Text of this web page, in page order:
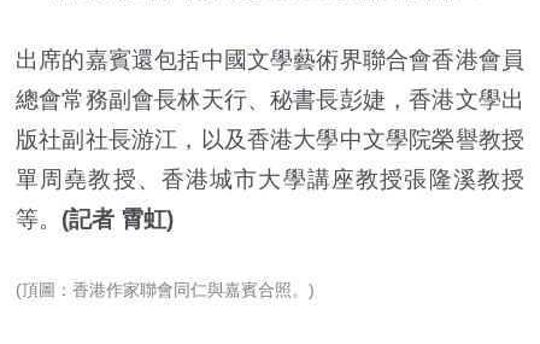
出席的嘉賓還包括中國文學藝術界聯合會香港會員
總會常務副會長林天行、秘書長彭婕，香港文學出
版社副社長游江，以及香港大學中文學院榮譽教授
單周堯教授、香港城市大學講座教授張隆溪教授
等。 (記者 霄虹)
(頂圖：香港作家聯會同仁與嘉賓合照。)